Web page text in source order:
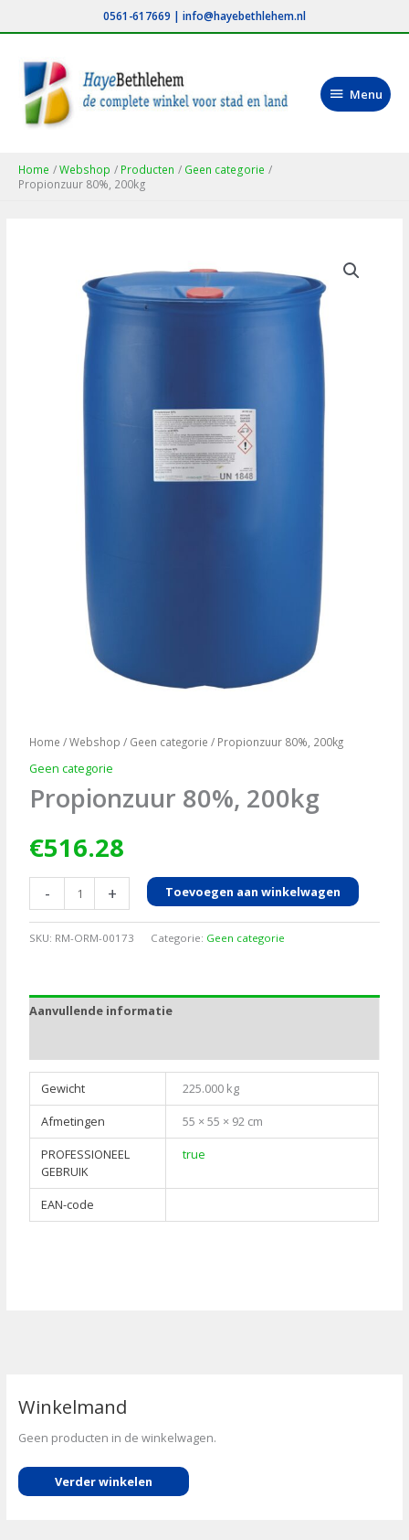
naar
inhoud
0561-617669 | info@hayebethlehem.nl
Menu
Menu
Home Webshop Producten
Geen categorie
Propionzuur 80%, 200kg
Home /Webshop / Geen categorie / Propionzuur 80%, 200kg
Geen categorie
Propionzuur 80%, 200kg
€516.28
-
Propionzuur
80%,
200kg
+ Toevoegen aan winkelwagen
SKU: RM-ORM-00173 Categorie: Geen categorie
Aanvullende informatie
Gewicht
225.000 kg
Afmetingen
55 × 55 × 92 cm
PROFESSIONEEL
GEBRUIK
true
EAN-code
Winkelmand
Geen producten in de winkelwagen.
Verder winkelen